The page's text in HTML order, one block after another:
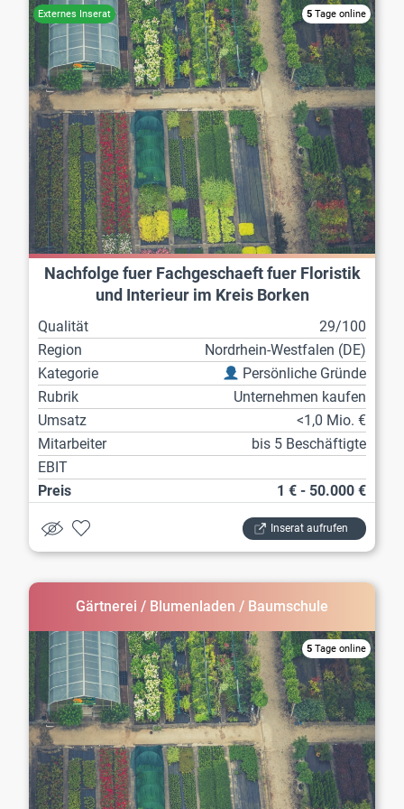
5 Tage online
Nachfolge fuer Fachgeschaeft fuer Floristik
und Interieur im Kreis Borken
Qualität
29/100
Region
Nordrhein-Westfalen (DE)
Kategorie
Persönliche Gründe
Rubrik
Unternehmen kaufen
Umsatz
<1,0 Mio. €
Mitarbeiter
bis 5 Beschäftigte
EBIT
Preis
1 € - 50.000 €
Inserat aufrufen
Gärtnerei / Blumenladen / Baumschule
5 Tage online